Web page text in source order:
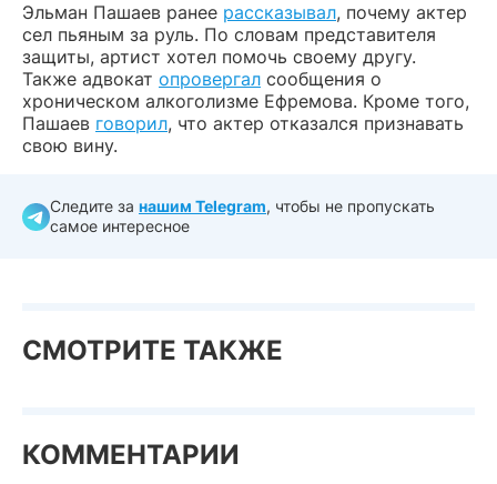
Эльман Пашаев ранее рассказывал, почему актер
сел пьяным за руль. По словам представителя
защиты, артист хотел помочь своему другу.
Также адвокат опровергал сообщения о
хроническом алкоголизме Ефремова. Кроме того,
Пашаев говорил, что актер отказался признавать
свою вину.
Следите за нашим Telegram, чтобы не пропускать
самое интересное
СМОТРИТЕ ТАКЖЕ
КОММЕНТАРИИ